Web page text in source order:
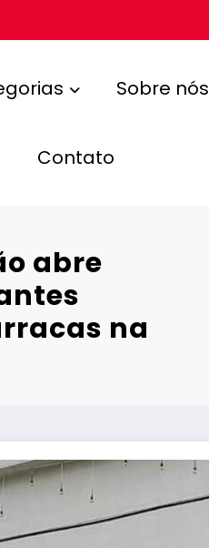
Sobre nós
Contato
abre
na